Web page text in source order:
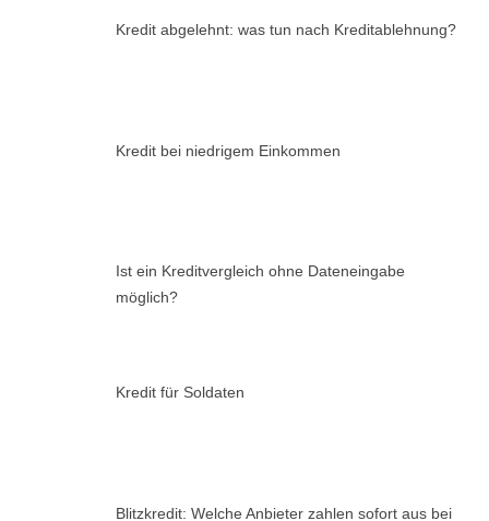
Kredit abgelehnt: was tun nach Kreditablehnung?
Kredit bei niedrigem Einkommen
Ist ein Kreditvergleich ohne Dateneingabe
möglich?
Kredit für Soldaten
Blitzkredit: Welche Anbieter zahlen sofort aus bei